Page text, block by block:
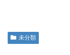
未分類